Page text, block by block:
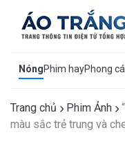
NóngPhim hayPhong
Trang chủ Phim Ảnh
màu sắc trẻ trung và